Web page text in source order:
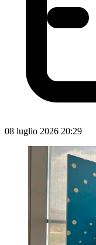
08 luglio 2026 20:29